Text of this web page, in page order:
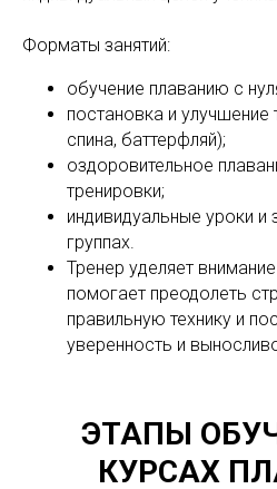
Форматы занятий:
обучение плаванию с
постановка и улучшение
спина, баттерфляй);
оздоровительное
тренировки;
индивидуальные уроки и
группах.
Тренер уделяет
помогает преодолеть
правильную технику и
уверенность и
ЭТАПЫ
КУРСАХ